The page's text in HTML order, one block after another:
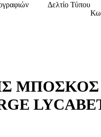
Δελτίο Τύπου
ΜΠΟΣΚΟΣ -